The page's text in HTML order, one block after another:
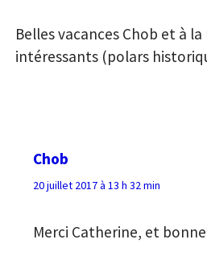
Belles vacances Chob et à
intéressants (polars
Chob
20 juillet 2017 à 13 h 32 min
Merci Catherine, et